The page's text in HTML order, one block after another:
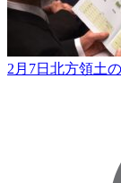
2月7日北方領土